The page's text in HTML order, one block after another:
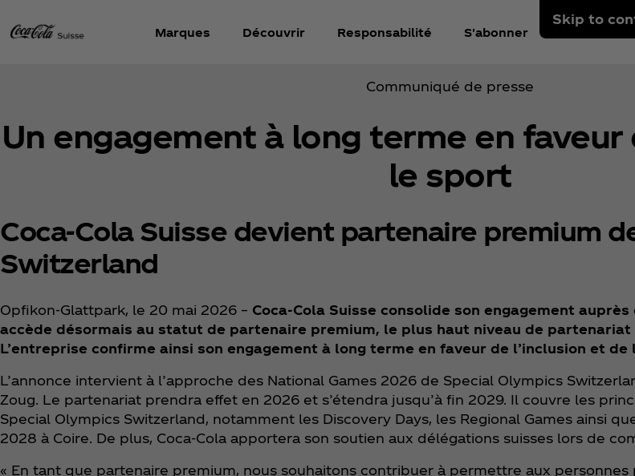
Skip to
Marques Découvrir Responsabilité S'abonner
Communiqué de presse
Un engagement à long terme en
le sport
Coca‑Cola Suisse devient partenaire premium
Switzerland
Opfikon-Glattpark, le 20 mai 2026 – Coca‑Cola Suisse consolide son engagement
accède désormais au statut de partenaire premium, le plus haut niveau de partenariat
L’entreprise confirme ainsi son engagement à long terme en faveur de l’inclusion et
L’annonce intervient à l’approche des National Games 2026 de Special Olympics
Zoug. Le partenariat prendra effet en 2026 et s’étendra jusqu’à fin 2029. Il couvre les
Special Olympics Switzerland, notamment les Discovery Days, les Regional Games ainsi
2028 à Coire. De plus, Coca‑Cola apportera son soutien aux délégations suisses lors de
« En tant que partenaire premium, nous souhaitons contribuer à permettre aux